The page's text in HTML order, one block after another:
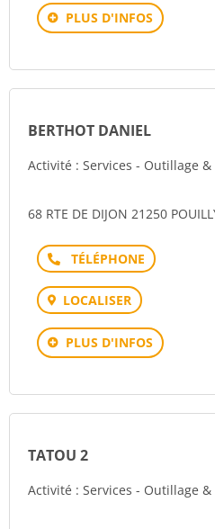
PLUS D'INFOS
BERTHOT DANIEL
Activité : Services - Outillage
68 RTE DE DIJON 21250
Téléphone
LOCALISER
PLUS D'INFOS
TATOU 2
Activité : Services - Outillage